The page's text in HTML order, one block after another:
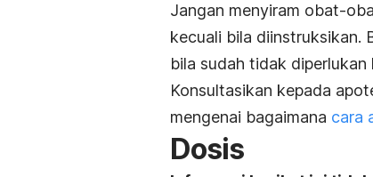
Jangan menyiram obat-
kecuali bila diinstruksikan.
bila sudah tidak diperlukan
Konsultasikan kepada
mengenai bagaimana cara
Dosis